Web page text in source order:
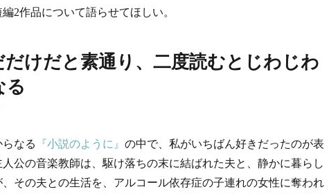
2作品について語らせてほしい。
だけだと素通り、二度読むとじわじわ
る
なる 『小説のように』 の中で、私がいちばん好きだったのが表
公の音楽教師は、駆け落ちの末に結ばれた夫と、静かに暮らし
その夫との生活を、アルコール依存症の子連れの女性に奪われ